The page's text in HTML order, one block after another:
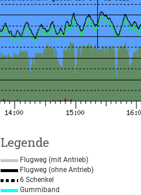
Legende
Flugweg (mit Antrieb)
Flugweg (ohne Antrieb)
6 Schenkel
Gummiband